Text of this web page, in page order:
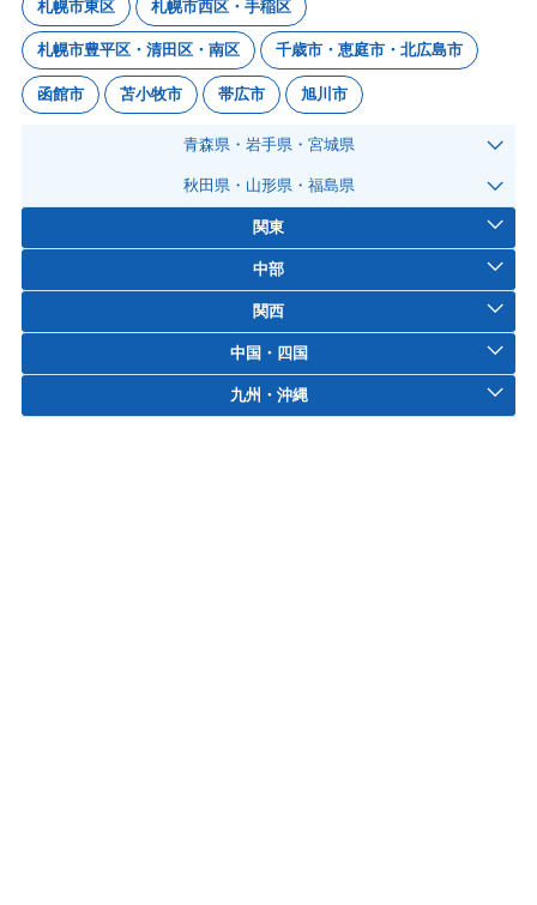
札幌市東区 札幌市西区・手稲区
札幌市豊平区・清田区・南区 千歳市・恵庭市・北広島市
函館市 苫小牧市 帯広市 旭川市
青森県・岩手県・宮城県
秋田県・山形県・福島県
関東
中部
関西
中国・四国
九州・沖縄